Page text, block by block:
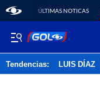
ÚLTIMAS NOTICAS
Tendencias: LUIS DÍAZ